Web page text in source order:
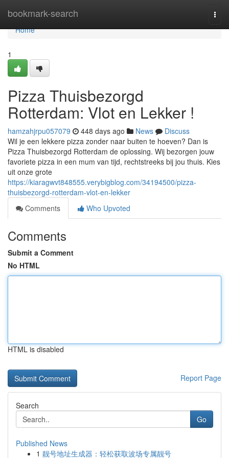
bookmark-search
Home
Home
1
Pizza Thuisbezorgd
Rotterdam: Vlot en Lekker !
hamzahjrpu057079 448 days ago News
Discuss
Wil je een lekkere pizza zonder naar buiten te hoeven? Dan is
Pizza Thuisbezorgd Rotterdam de oplossing. Wij bezorgen jouw
favoriete pizza in een mum van tijd, rechtstreeks bij jou thuis. Kies
uit onze grote
https://kiaragwvt848555.verybigblog.com/34194500/pizza-
thuisbezorgd-rotterdam-vlot-en-lekker
Comments
Who Upvoted
Comments
Submit a Comment
No HTML
HTML is disabled
Report Page
Search
Go
Published News
1 靓号地址生成器：轻松获取波场专属靓号